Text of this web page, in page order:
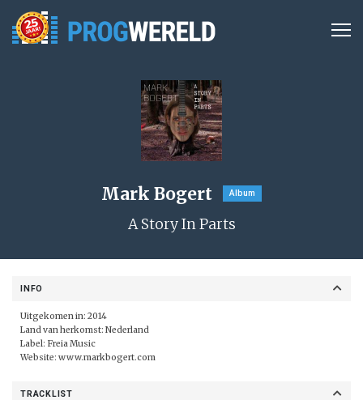
Mark Bogert Album
A Story In Parts
INFO
Uitgekomen in: 2014
Land van herkomst: Nederland
Label: Freia Music
Website: www.markbogert.com
TRACKLIST